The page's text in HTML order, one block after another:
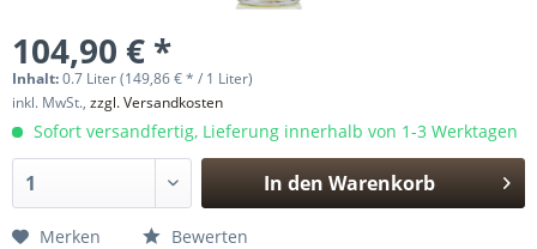
104,90 € *
Inhalt:0.7 Liter (149,86 € * / 1 Liter)
inkl. MwSt., zzgl. Versandkosten
Sofort versandfertig, Lieferung innerhalb von 1-3 Werktagen
In den Warenkorb
Merken Bewerten